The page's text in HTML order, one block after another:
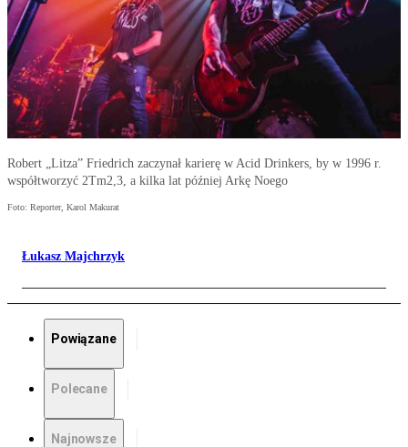
Robert „Litza” Friedrich zaczynał karierę w Acid Drinkers, by w 1996 r.
współtworzyć 2Tm2,3, a kilka lat później Arkę Noego
Foto: Reporter, Karol Makurat
Łukasz Majchrzyk
Powiązane
Polecane
Najnowsze